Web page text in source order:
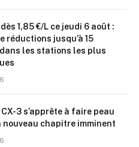
1,85 €/L ce jeudi 6 août :
réductions jusqu’à 15
les stations les plus
CX-3 s’apprête à faire peau
nouveau chapitre imminent